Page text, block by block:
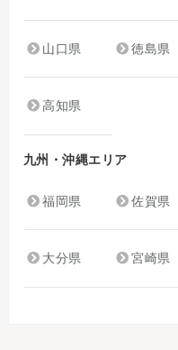
山口県 徳島県
高知県
九州・沖縄エリア
福岡県 佐賀県
大分県 宮崎県